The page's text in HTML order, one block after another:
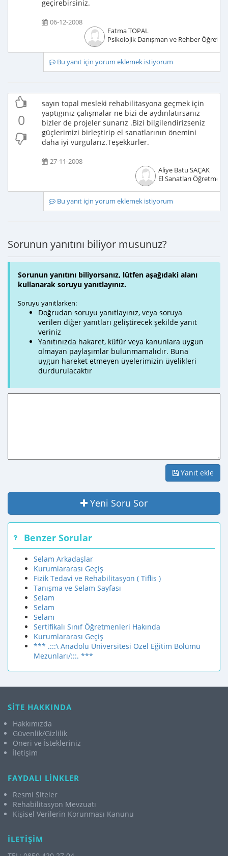
geçirebirsiniz.
06-12-2008
Fatma TOPAL
Psikolojik Danışman ve Rehber
Bu yanıt için yorum eklemek istiyorum
0
sayın topal mesleki rehabilitasyona geçmek için
yaptıgınız çalışmalar ne bizi de aydınlatırsanız
bizler de projeler sunarız .Bizi bilgilendirizseniz
güçlerimizi birleştirip el sanatlarının önemini
daha iyi vurgularız.Teşekkürler.
27-11-2008
Aliye Batu SAÇAK
El Sanatları Öğretmeni
Bu yanıt için yorum eklemek istiyorum
Sorunun yanıtını biliyor musunuz?
Sorunun yanıtını biliyorsanız, lütfen aşağıdaki alanı
kullanarak soruyu yanıtlayınız.
Soruyu yanıtlarken:
Doğrudan soruyu yanıtlayınız, veya soruya
verilen diğer yanıtları geliştirecek şekilde yanıt
veriniz
Yanıtınızda hakaret, küfür veya kanunlara uygun
olmayan paylaşımlar bulunmamalıdır. Buna
uygun hareket etmeyen üyelerimizin üyelikleri
durdurulacaktır
Yanıt ekle
Yeni Soru Sor
Benzer Sorular
Selam Arkadaşlar
Kurumlararası Geçiş
Fizik Tedavi ve Rehabilitasyon ( Tiflis )
Tanışma ve Selam Sayfası
Selam
Selam
Selam
Sertifikalı Sınıf Öğretmenleri Hakında
Kurumlararası Geçiş
*** .:::\ Anadolu Üniversitesi Özel Eğitim Bölümü
Mezunları/:::. ***
SİTE HAKKINDA
Hakkımızda
Güvenlik/Gizlilik
Öneri ve İstekleriniz
İletişim
FAYDALI LİNKLER
Resmi Siteler
Rehabilitasyon Mevzuatı
Kişisel Verilerin Korunması Kanunu
İLETİŞİM